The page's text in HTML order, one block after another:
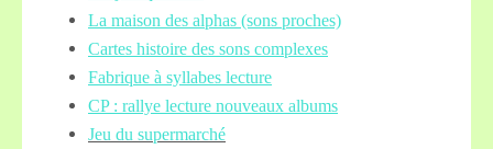
La maison des alphas (sons proches)
Cartes histoire des sons complexes
Fabrique à syllabes lecture
CP : rallye lecture nouveaux albums
Jeu du supermarché